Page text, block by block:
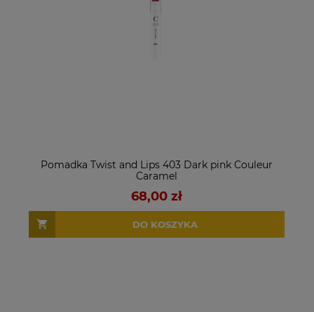
Pomadka Twist and Lips 403 Dark pink Couleur
Caramel
68,00 zł
DO KOSZYKA